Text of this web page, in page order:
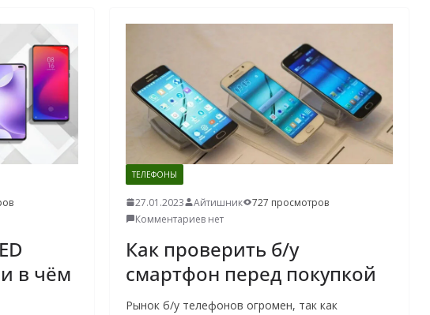
в чём
ТЕЛЕФОНЫ
27.01.2023 Айтишник
727 просмотров
Комментариев нет
Как проверить б/у
смартфон перед покупкой
Рынок б/у телефонов огромен, так как